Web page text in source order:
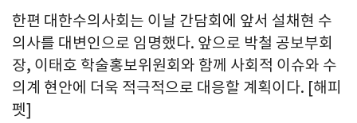
한편 대한수의사회는 이날 간담회에 앞서 설채현 수
의사를 대변인으로 임명했다. 앞으로 박철 공보부회
장, 이태호 학술홍보위원회와 함께 사회적 이슈와 수
의계 현안에 더욱 적극적으로 대응할 계획이다. [해피
펫]